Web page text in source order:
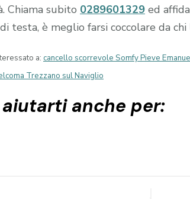
Chiama subito 0289601329 ed
testa, è meglio farsi coccolare da
a: cancello scorrevole Somfy Pieve
Trezzano sul Naviglio
aiutarti anche per: